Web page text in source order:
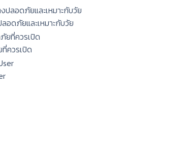
อดภัยและเหมาะกับวัย
ควรเปิด